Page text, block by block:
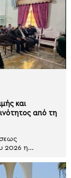
και
από τη
2026 η...